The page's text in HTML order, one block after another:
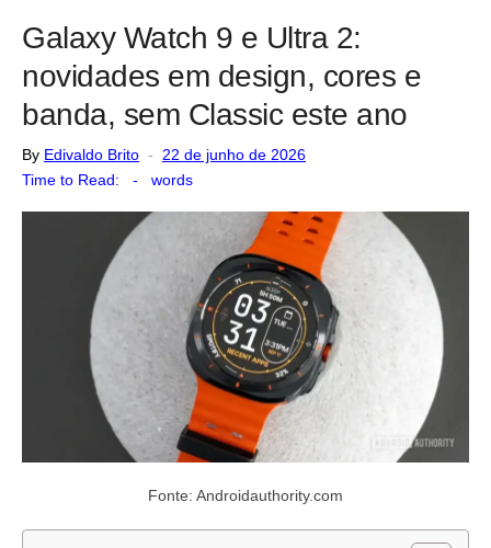
Galaxy Watch 9 e Ultra 2:
novidades em design, cores e
banda, sem Classic este ano
By Edivaldo Brito
Posted
22 de junho de 2026
Time to Read:
- words
Fonte: Androidauthority.com